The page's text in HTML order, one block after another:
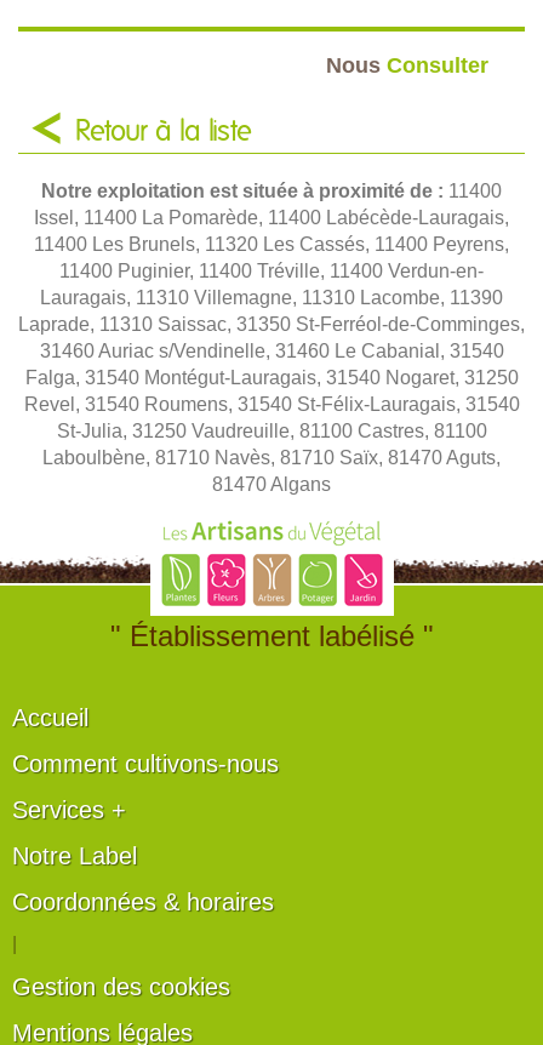
Nous Consulter
Retour à la liste
Notre exploitation est située à proximité de : 11400
Issel, 11400 La Pomarède, 11400 Labécède-Lauragais,
11400 Les Brunels, 11320 Les Cassés, 11400 Peyrens,
11400 Puginier, 11400 Tréville, 11400 Verdun-en-
Lauragais, 11310 Villemagne, 11310 Lacombe, 11390
Laprade, 11310 Saissac, 31350 St-Ferréol-de-Comminges,
31460 Auriac s/Vendinelle, 31460 Le Cabanial, 31540
Falga, 31540 Montégut-Lauragais, 31540 Nogaret, 31250
Revel, 31540 Roumens, 31540 St-Félix-Lauragais, 31540
St-Julia, 31250 Vaudreuille, 81100 Castres, 81100
Laboulbène, 81710 Navès, 81710 Saïx, 81470 Aguts,
81470 Algans
" Établissement labélisé "
Accueil
Comment cultivons-nous
Services +
Notre Label
Coordonnées & horaires
Gestion des cookies
Mentions légales